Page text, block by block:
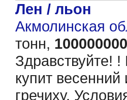
Лен / льон
Акмолинская
тонн,
Здравствуйте!
купит
гречиху.